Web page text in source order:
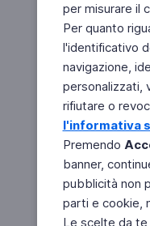
per misurare il
Per quanto
l'identificativo
navigazione,
personalizzati,
rifiutare o
l'informativa
Premendo
banner,
pubblicità non
parti e cookie,
Le scelte da te